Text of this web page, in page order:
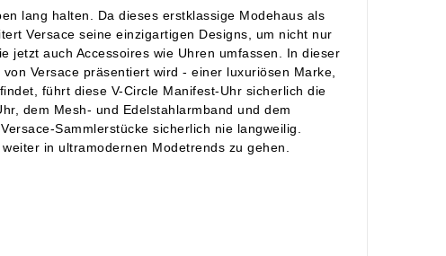
lang halten. Da dieses erstklassige Modehaus als
Versace seine einzigartigen Designs, um nicht nur
jetzt auch Accessoires wie Uhren umfassen. In dieser
Versace präsentiert wird - einer luxuriösen Marke,
führt diese V-Circle Manifest-Uhr sicherlich die
dem Mesh- und Edelstahlarmband und dem
Sammlerstücke sicherlich nie langweilig.
in ultramodernen Modetrends zu gehen.